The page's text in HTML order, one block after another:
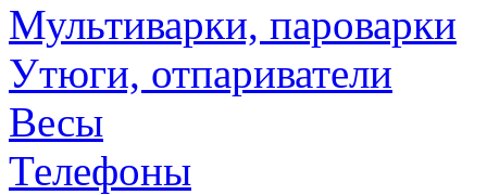
Мультиварки, пароварки
Утюги, отпариватели
Весы
Телефоны